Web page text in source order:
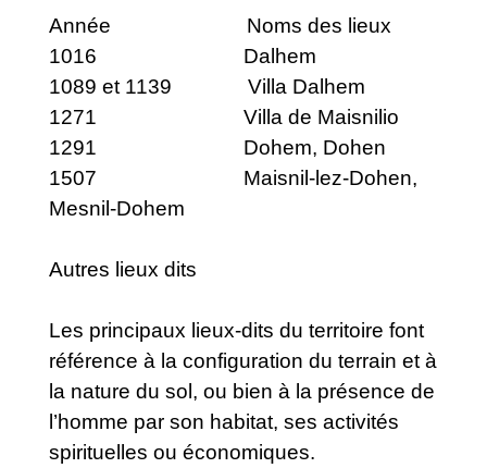
Année Noms des lieux
1016 Dalhem
1089 et 1139 Villa Dalhem
1271 Villa de Maisnilio
1291 Dohem, Dohen
1507 Maisnil-lez-Dohen,
Mesnil-Dohem
Autres lieux dits
Les principaux lieux-dits du territoire font
référence à la configuration du terrain et à
la nature du sol, ou bien à la présence de
l’homme par son habitat, ses activités
spirituelles ou économiques.